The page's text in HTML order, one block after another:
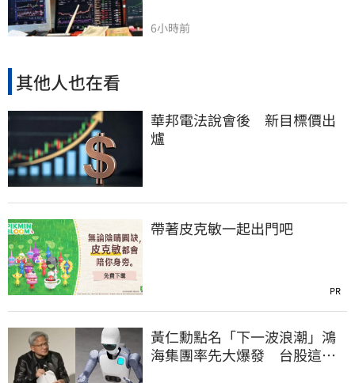
6小時前
其他人也在看
華邦電法說會後 新目標價出
爐
帶著皮克敏一起出門吧
PR
黃仁勳點名「下一波浪潮」鴻
海集團率先大爆發 台股這族